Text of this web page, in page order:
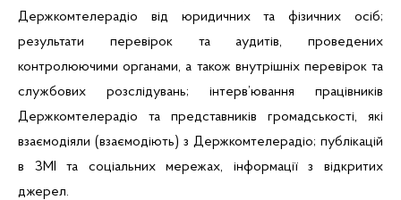
Держкомтелерадіо від юридичних та фізичних осіб;
результати перевірок та аудитів, проведених
контролюючими органами, а також внутрішніх перевірок та
службових розслідувань; інтерв’ювання працівників
Держкомтелерадіо та представників громадськості, які
взаємодіяли (взаємодіють) з Держкомтелерадіо; публікацій
в ЗМІ та соціальних мережах, інформації з відкритих
джерел.